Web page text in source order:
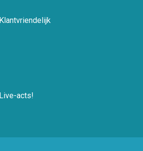
Klantvriendelijk
Live-acts!